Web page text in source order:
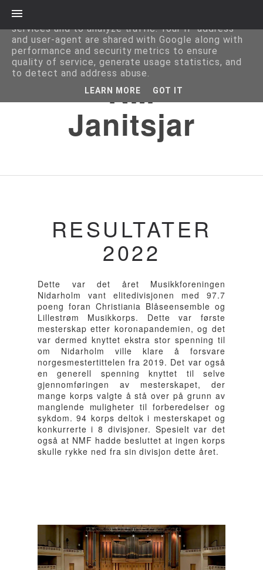
NM
Janitsjar
RESULTATER
2022
Dette var det året Musikkforeningen
Nidarholm vant elitedivisjonen med 97.7
poeng foran Christiania Blåseensemble og
Lillestrøm Musikkorps. Dette var første
mesterskap etter koronapandemien, og det
var dermed knyttet ekstra stor spenning til
om Nidarholm ville klare å forsvare
norgesmestertittelen fra 2019. Det var også
en generell spenning knyttet til selve
gjennomføringen av mesterskapet, der
mange korps valgte å stå over på grunn av
manglende muligheter til forberedelser og
sykdom. 94 korps deltok i mesterskapet og
konkurrerte i 8 divisjoner. Spesielt var det
også at NMF hadde besluttet at ingen korps
skulle rykke ned fra sin divisjon dette året.
This site uses cookies from Google to deliver its
services and to analyze traffic. Your IP address
and user-agent are shared with Google along with
performance and security metrics to ensure
quality of service, generate usage statistics, and
to detect and address abuse.
LEARN MORE GOT IT